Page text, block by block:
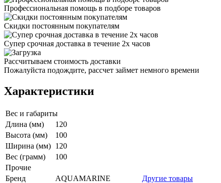
Профессиональная помощь в подборе товаров
Скидки постоянным покупателям
Супер срочная доставка в течение 2х часов
Рассчитываем стоимость доставки
Пожалуйста подождите, рассчет займет немного времени
Характеристики
Вес и габариты
Длина (мм)
120
Высота (мм)
100
Ширина (мм) 120
Вес (грамм)
100
Прочие
Бренд
AQUAMARINE
Другие товары